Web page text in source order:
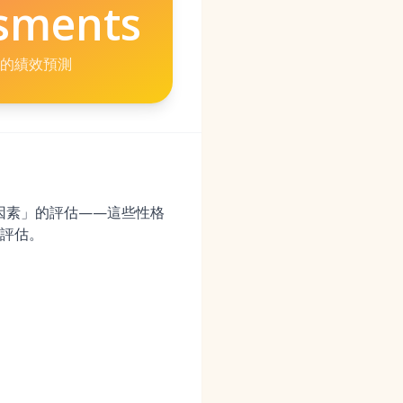
績效預測
素」的評估——這些性格
估。